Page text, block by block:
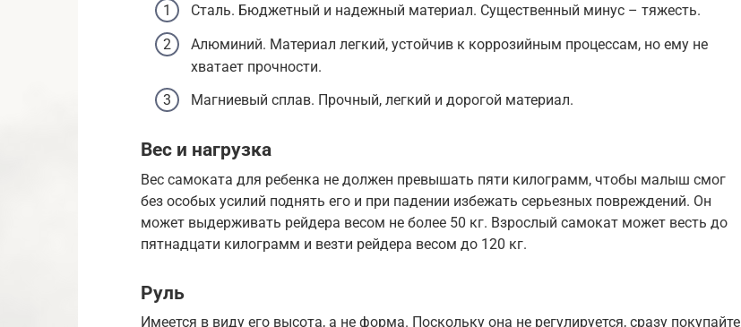
Сталь. Бюджетный и надежный материал. Существенный минус – тяжесть.
Алюминий. Материал легкий, устойчив к коррозийным процессам, но ему не
хватает прочности.
Магниевый сплав. Прочный, легкий и дорогой материал.
Вес и нагрузка
Вес самоката для ребенка не должен превышать пяти килограмм, чтобы малыш смог
без особых усилий поднять его и при падении избежать серьезных повреждений. Он
может выдерживать рейдера весом не более 50 кг. Взрослый самокат может весть до
пятнадцати килограмм и везти рейдера весом до 120 кг.
Руль
Имеется в виду его высота, а не форма. Поскольку она не регулируется, сразу покупайте